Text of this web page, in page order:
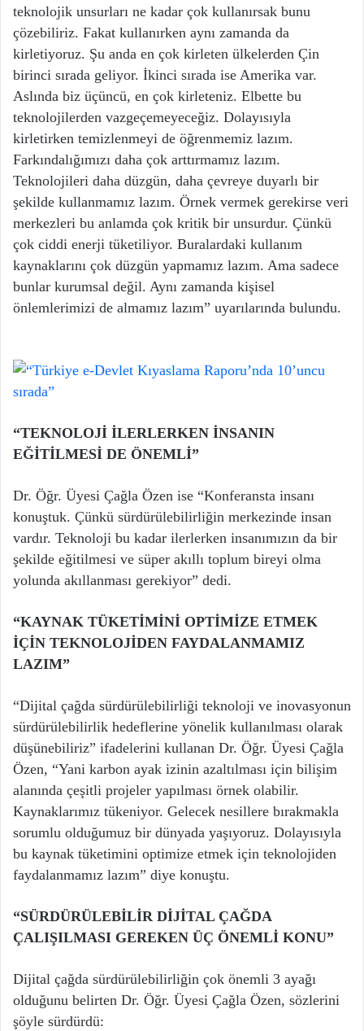
teknolojik unsurları ne kadar çok kullanırsak bunu
çözebiliriz. Fakat kullanırken aynı zamanda da
kirletiyoruz. Şu anda en çok kirleten ülkelerden Çin
birinci sırada geliyor. İkinci sırada ise Amerika var.
Aslında biz üçüncü, en çok kirleteniz. Elbette bu
teknolojilerden vazgeçemeyeceğiz. Dolayısıyla
kirletirken temizlenmeyi de öğrenmemiz lazım.
Farkındalığımızı daha çok arttırmamız lazım.
Teknolojileri daha düzgün, daha çevreye duyarlı bir
şekilde kullanmamız lazım. Örnek vermek gerekirse veri
merkezleri bu anlamda çok kritik bir unsurdur. Çünkü
çok ciddi enerji tüketiliyor. Buralardaki kullanım
kaynaklarını çok düzgün yapmamız lazım. Ama sadece
bunlar kurumsal değil. Aynı zamanda kişisel
önlemlerimizi de almamız lazım” uyarılarında bulundu.
“TEKNOLOJİ İLERLERKEN İNSANIN
EĞİTİLMESİ DE ÖNEMLİ”
Dr. Öğr. Üyesi Çağla Özen ise “Konferansta insanı
konuştuk. Çünkü sürdürülebilirliğin merkezinde insan
vardır. Teknoloji bu kadar ilerlerken insanımızın da bir
şekilde eğitilmesi ve süper akıllı toplum bireyi olma
yolunda akıllanması gerekiyor” dedi.
“KAYNAK TÜKETİMİNİ OPTİMİZE ETMEK
İÇİN TEKNOLOJİDEN FAYDALANMAMIZ
LAZIM”
“Dijital çağda sürdürülebilirliği teknoloji ve inovasyonun
sürdürülebilirlik hedeflerine yönelik kullanılması olarak
düşünebiliriz” ifadelerini kullanan Dr. Öğr. Üyesi Çağla
Özen, “Yani karbon ayak izinin azaltılması için bilişim
alanında çeşitli projeler yapılması örnek olabilir.
Kaynaklarımız tükeniyor. Gelecek nesillere bırakmakla
sorumlu olduğumuz bir dünyada yaşıyoruz. Dolayısıyla
bu kaynak tüketimini optimize etmek için teknolojiden
faydalanmamız lazım” diye konuştu.
“SÜRDÜRÜLEBİLİR DİJİTAL ÇAĞDA
ÇALIŞILMASI GEREKEN ÜÇ ÖNEMLİ KONU”
Dijital çağda sürdürülebilirliğin çok önemli 3 ayağı
olduğunu belirten Dr. Öğr. Üyesi Çağla Özen, sözlerini
şöyle sürdürdü: